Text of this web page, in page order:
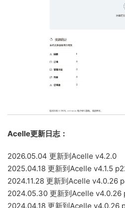
Acelle更新日志：
2026.05.04 更新到Acelle v4.2.0
2025.04.18 更新到Acelle v4.1.5
2024.11.28 更新到Acelle v4.0.26
2024.05.30 更新到Acelle v4.0.26
2024.04.18 更新到Acelle v4.0.26